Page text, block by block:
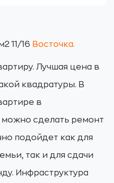
11/16 Восточка.
Лучшая цена в
квадратуры. В
в
сделать ремонт
подойдет как для
так и для сдачи
Инфраструктура